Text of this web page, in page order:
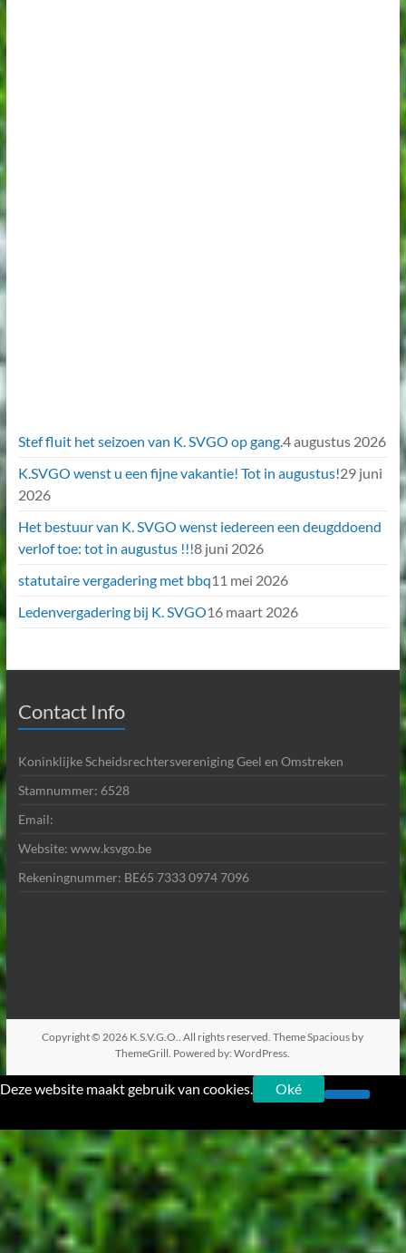
Stef fluit het seizoen van K. SVGO op gang.4 augustus 2026
K.SVGO wenst u een fijne vakantie! Tot in augustus!29 juni
2026
Het bestuur van K. SVGO wenst iedereen een deugddoend
verlof toe: tot in augustus !!!8 juni 2026
statutaire vergadering met bbq11 mei 2026
Ledenvergadering bij K. SVGO16 maart 2026
Contact Info
Koninklijke Scheidsrechtersvereniging Geel en Omstreken
Stamnummer: 6528
Email:
Website: www.ksvgo.be
Rekeningnummer: BE65 7333 0974 7096
Copyright © 2026 K.S.V.G.O.. All rights reserved. ThemeSpacious by
ThemeGrill. Powered by:WordPress.
Deze website maakt gebruik van cookies. Oké